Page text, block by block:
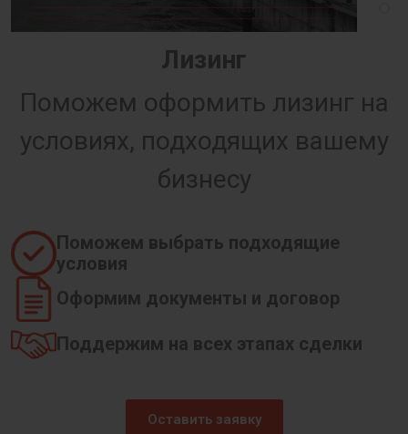
Лизинг
Поможем оформить лизинг на
условиях, подходящих вашему
бизнесу
Поможем выбрать подходящие
условия
Оформим документы и договор
Поддержим на всех этапах сделки
Оставить заявку